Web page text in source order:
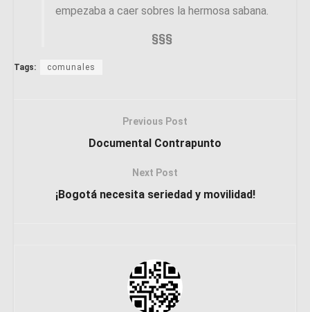
empezaba a caer sobres la hermosa sabana.
§§§
Tags: comunales
Previous Post
Documental Contrapunto
Next Post
¡Bogotá necesita seriedad y movilidad!